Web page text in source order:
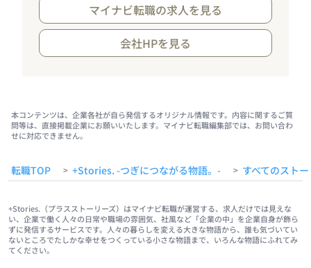
マイナビ転職の求人を見る
会社HPを見る
本コンテンツは、企業各社が自ら発信するオリジナル情報です。内容に関するご質
問等は、直接掲載企業にお願いいたします。マイナビ転職編集部では、お問い合わ
せに対応できません。
転職TOP > +Stories. -つぎにつながる物語。- > すべてのスト
+Stories.（プラスストーリーズ）はマイナビ転職が運営する、求人だけでは見えな
い、企業で働く人々の日常や職場の雰囲気、社風など「企業の中」を企業自身が飾ら
ずに発信するサービスです。人々の暮らしを変える大きな物語から、誰も気づいてい
ないところでたしかな幸せをつくっている小さな物語まで、いろんな物語にふれてみ
てください。